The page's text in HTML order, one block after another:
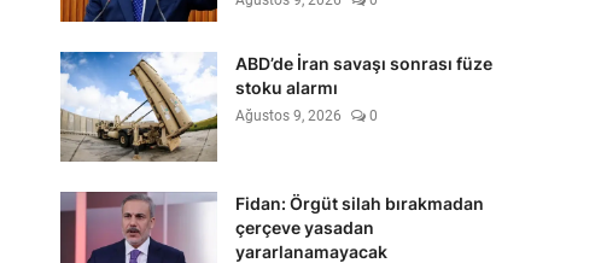
ABD’de İran savaşı sonrası füze
stoku alarmı
Ağustos 9, 2026 0
Fidan: Örgüt silah bırakmadan
çerçeve yasadan
yararlanamayacak